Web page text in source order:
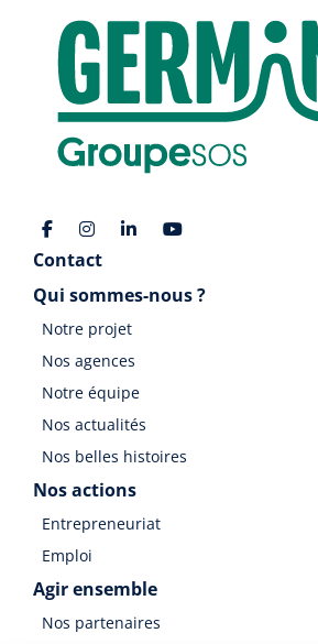
Contact
Qui sommes-nous ?
Notre projet
Nos agences
Notre équipe
Nos actualités
Nos belles histoires
Nos actions
Entrepreneuriat
Emploi
Agir ensemble
Nos partenaires